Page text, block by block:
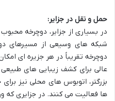
حمل و نقل در جزایر:
در بسیاری از جزایر، دوچرخه
شبکه های وسیعی از مسیرهای
دوچرخه تقریباً در هر جزیره ای
عالی برای کشف زیبایی های
بزرگتر، اتوبوس های محلی نیز
ها فعالیت می کنند. در جزایری که